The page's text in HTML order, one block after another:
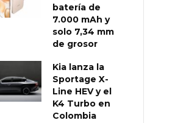
batería de
7.000 mAh y
solo 7,34 mm
de grosor
Kia lanza la
Sportage X-
Line HEV y el
K4 Turbo en
Colombia